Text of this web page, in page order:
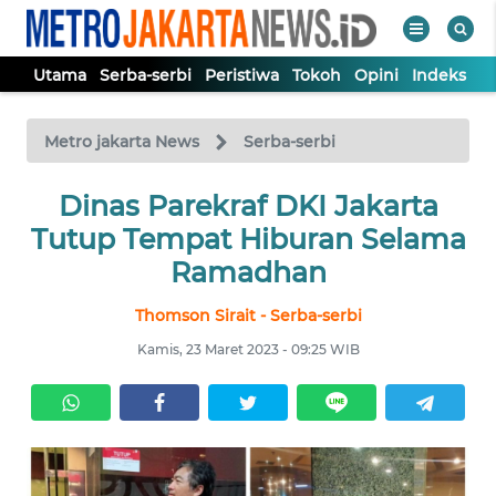
Utama Serba-serbi Peristiwa Tokoh Opini Indeks
Metro jakarta News Serba-serbi
Dinas Parekraf DKI Jakarta
Tutup Tempat Hiburan Selama
Ramadhan
Thomson Sirait - Serba-serbi
Kamis, 23 Maret 2023 - 09:25 WIB
TV
Tutup
UTAMA
TOKOH
OPINI